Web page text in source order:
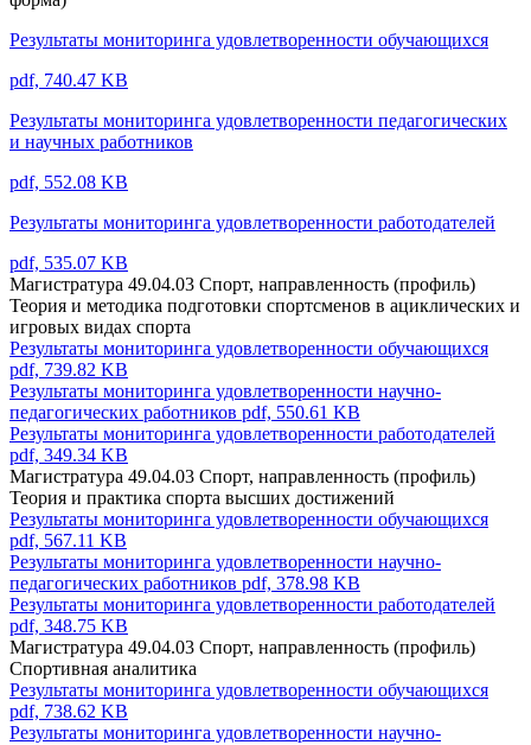
Результаты мониторинга удовлетворенности обучающихся
pdf, 740.47 KB
Результаты мониторинга удовлетворенности педагогических
и научных работников
pdf, 552.08 KB
Результаты мониторинга удовлетворенности работодателей
pdf, 535.07 KB
Магистратура 49.04.03 Спорт, направленность (профиль)
Теория и методика подготовки спортсменов в ациклических и
игровых видах спорта
Результаты мониторинга удовлетворенности обучающихся
pdf, 739.82 KB
Результаты мониторинга удовлетворенности научно-
педагогических работников pdf, 550.61 KB
Результаты мониторинга удовлетворенности работодателей
pdf, 349.34 KB
Магистратура 49.04.03 Спорт, направленность (профиль)
Теория и практика спорта высших достижений
Результаты мониторинга удовлетворенности обучающихся
pdf, 567.11 KB
Результаты мониторинга удовлетворенности научно-
педагогических работников pdf, 378.98 KB
Результаты мониторинга удовлетворенности работодателей
pdf, 348.75 KB
Магистратура 49.04.03 Спорт, направленность (профиль)
Спортивная аналитика
Результаты мониторинга удовлетворенности обучающихся
pdf, 738.62 KB
Результаты мониторинга удовлетворенности научно-